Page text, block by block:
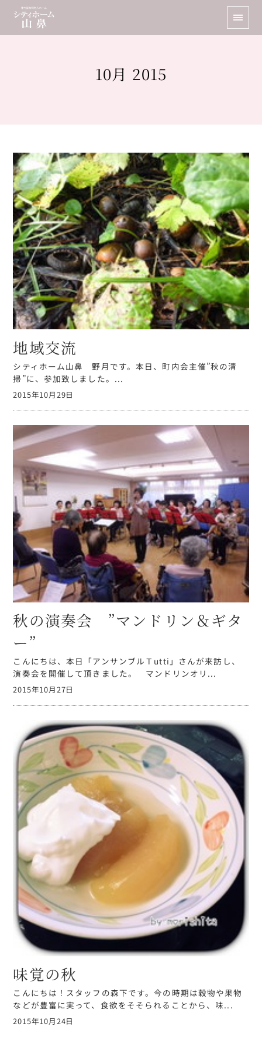
10月 2015
地域交流
シティホーム山鼻 野月です。本日、町内会主催”秋の清
掃”に、参加致しました。...
2015年10月29日
秋の演奏会 ”マンドリン＆ギタ
ー”
こんにちは、本日「アンサンブルＴutti」さんが来訪し、
演奏会を開催して頂きました。 マンドリンオリ...
2015年10月27日
味覚の秋
こんにちは！スタッフの森下です。今の時期は穀物や果物
などが豊富に実って、食欲をそそられることから、味...
2015年10月24日